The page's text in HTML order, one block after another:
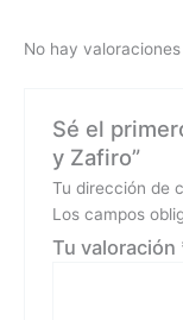
No hay
Sé el
y Zafiro”
Tu dirección de
Los campos
Tu valoración